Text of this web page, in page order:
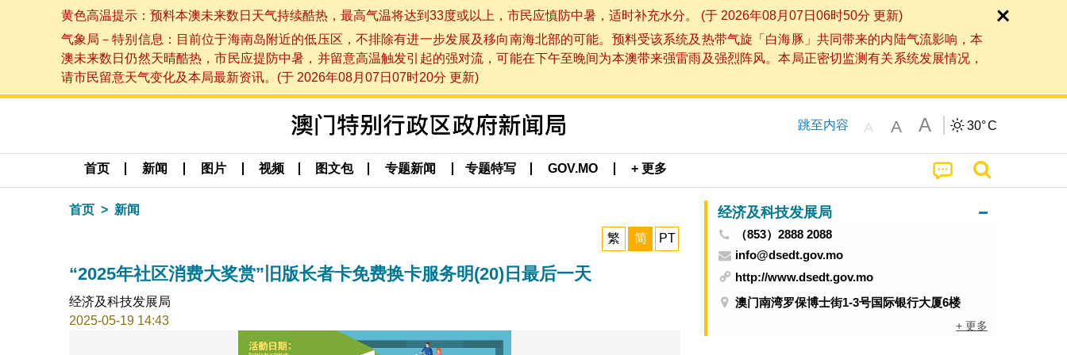
黄色高温提示：预料本澳未来数日天气持续酷热，最高气温将达到33度或以上，市民应慎防中暑，适时补充水分。 (于 2026年08月07日06时50分 更新)
气象局－特别信息：目前位于海南岛附近的低压区，不排除有进一步发展及移向南海北部的可能。预料受该系统及热带气旋「白海豚」共同带来的内陆气流影响，本
澳未来数日仍然天晴酷热，市民应提防中暑，并留意高温触发引起的强对流，可能在下午至晚间为本澳带来强雷雨及强烈阵风。本局正密切监测有关系统发展情况，
请市民留意天气变化及本局最新资讯。(于 2026年08月07日07时20分 更新)
跳至内容 A A A 30°C
首页 新闻 图片 视频 图文包 专题新闻 专题特写 GOV.MO + 更多
首页 新闻
繁 简 PT
“2025年社区消费大奖赏”旧版长者卡免费换卡服务明(20)日最后一天
经济及科技发展局
2025-05-19 14:43
经济及科技发展局
（853）2888 2088
info@dsedt.gov.mo
http://www.dsedt.gov.mo
澳门南湾罗保博士街1-3号国际银行大厦6楼
+ 更多